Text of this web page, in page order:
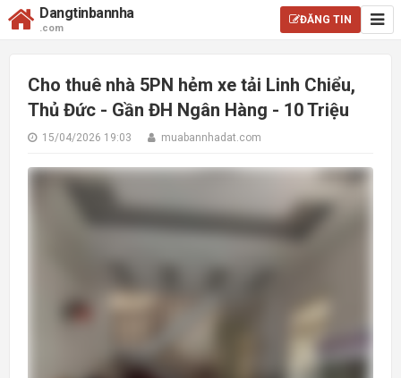
Dangtinbannha
.com
ĐĂNG TIN
Cho thuê nhà 5PN hẻm xe tải Linh Chiểu,
Thủ Đức - Gần ĐH Ngân Hàng - 10 Triệu
15/04/2026 19:03 muabannhadat.com